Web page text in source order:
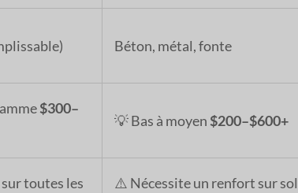
Béton, métal, fonte
$300–
💡 Bas à moyen $200–$600+
toutes les ⚠️ Nécessite un renfort sur sol